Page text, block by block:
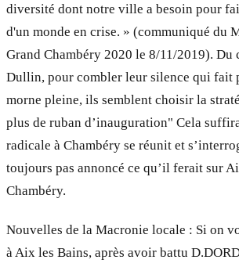
diversité dont notre ville a besoin pour
d'un monde en crise. » (communiqué du
Grand Chambéry 2020 le 8/11/2019). Du
Dullin, pour combler leur silence qui fait
morne pleine, ils semblent choisir la
plus de ruban d’inauguration" Cela
radicale à Chambéry se réunit et
toujours pas annoncé ce qu’il ferait sur
Chambéry.
Nouvelles de la Macronie locale : Si on
à Aix les Bains, après avoir battu